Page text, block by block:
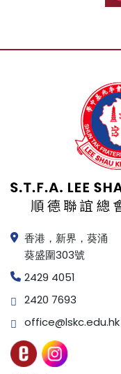
香港，新界，葵涌
葵盛圍303號
2429 4051
2420 7693
office@lskc.edu.hk